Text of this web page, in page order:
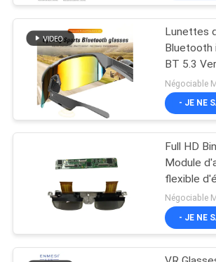
Lunettes de
de FPV
Lunettes
Bluetooth
BT 5.3
4-5
de la
jeux /
Négociable
- JE NE
Full HD
Module
flexible
pouces
vidéo
Négociable
- JE NE